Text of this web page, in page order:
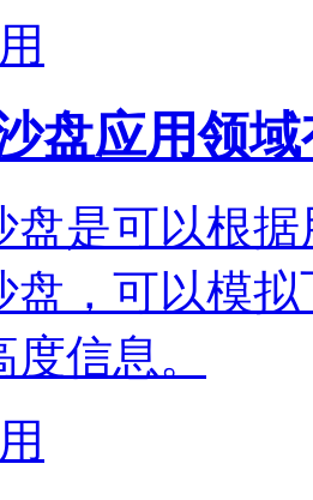
盘应用领
盘是可以根
盘，可以模
信息。